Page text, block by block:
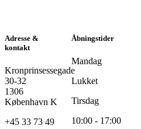
Adresse &
kontakt
Kronprinsessegade
30-32
1306
København K
+45 33 73 49
Åbningstider
Mandag
Lukket
Tirsdag
10:00 - 17:00